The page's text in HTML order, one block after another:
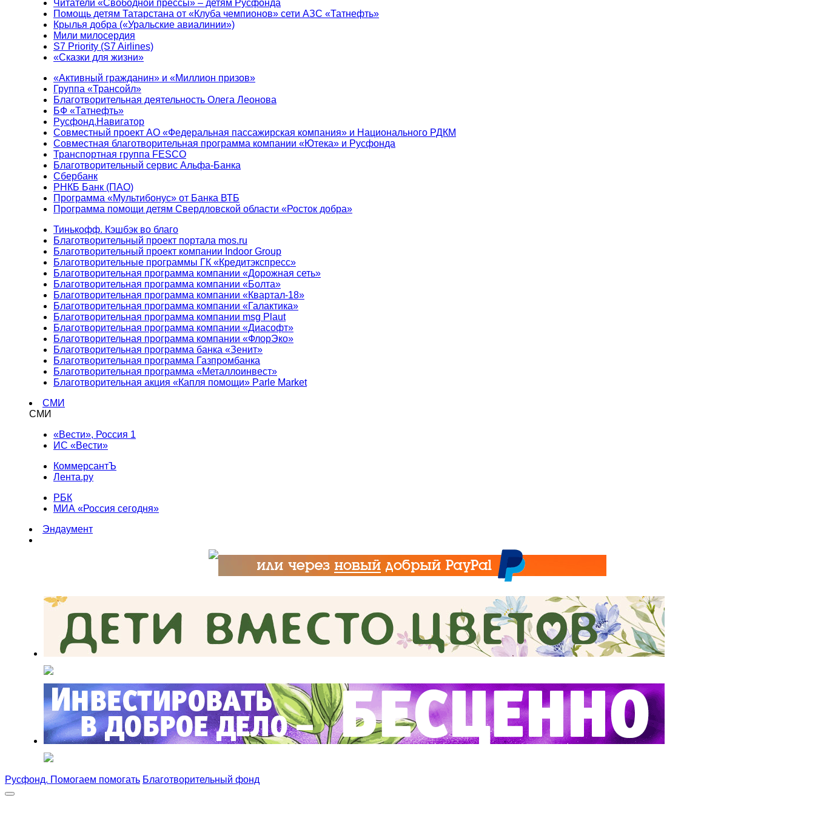
Читатели «Свободной прессы» – детям Русфонда
Помощь детям Татарстана от «Клуба чемпионов» сети АЗС «Татнефть»
Крылья добра («Уральские авиалинии»)
Мили милосердия
S7 Priority (S7 Airlines)
«Сказки для жизни»
«Активный гражданин» и «Миллион призов»
Группа «Трансойл»
Благотворительная деятельность Олега Леонова
БФ «Татнефть»
Русфонд.Навигатор
Совместный проект АО «Федеральная пассажирская компания» и Национального РДКМ
Совместная благотворительная программа компании «Ютека» и Русфонда
Транспортная группа FESCO
Благотворительный сервис Альфа-Банка
Сбербанк
РНКБ Банк (ПАО)
Программа «Мультибонус» от Банка ВТБ
Программа помощи детям Свердловской области «Росток добра»
Тинькофф. Кэшбэк во благо
Благотворительный проект портала mos.ru
Благотворительный проект компании Indoor Group
Благотворительные программы ГК «Кредитэкспресс»
Благотворительная программа компании «Дорожная сеть»
Благотворительная программа компании «Болта»
Благотворительная программа компании «Квартал-18»
Благотворительная программа компании «Галактика»
Благотворительная программа компании msg Plaut
Благотворительная программа компании «Диасофт»
Благотворительная программа компании «ФлорЭко»
Благотворительная программа банка «Зенит»
Благотворительная программа Газпромбанка
Благотворительная программа «Металлоинвест»
Благотворительная акция «Капля помощи» Parle Market
СМИ
СМИ
«Вести», Россия 1
ИС «Вести»
КоммерсантЪ
Лента.ру
РБК
МИА «Россия сегодня»
Эндаумент
Русфонд. Помогаем помогать Благотворительный фонд